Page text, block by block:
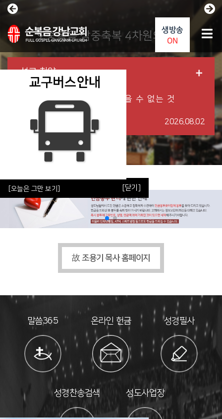
[오늘은 그만 보기] [닫기]
[오늘은 그만 보기] [닫기]
오중복음 삼중축복 4차원의 영성
설교·찬양
<주일 3부 예배> 막을 수 없는 것
2026.08.02
故 조용기 목사 홈페이지
말씀365 온라인 헌금 성경필사
성경찬송검색 성도사업장
생방송
ON